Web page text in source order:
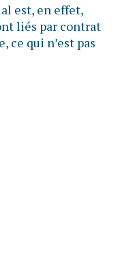
est, en effet,
liés par contrat
ce qui n’est pas